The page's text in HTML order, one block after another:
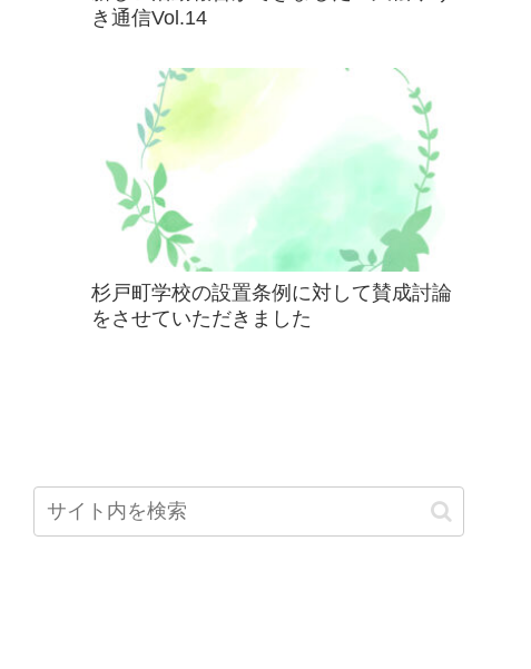
き通信Vol.14
杉戸町学校の設置条例に対して賛成討論
をさせていただきました